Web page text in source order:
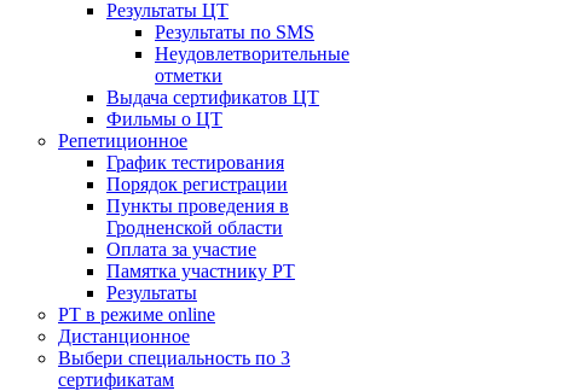
Результаты ЦТ
Результаты по SMS
Неудовлетворительные
отметки
Выдача сертификатов ЦТ
Фильмы о ЦТ
Репетиционное
График тестирования
Порядок регистрации
Пункты проведения в
Гродненской области
Оплата за участие
Памятка участнику РТ
Результаты
РТ в режиме online
Дистанционное
Выбери специальность по 3
сертификатам